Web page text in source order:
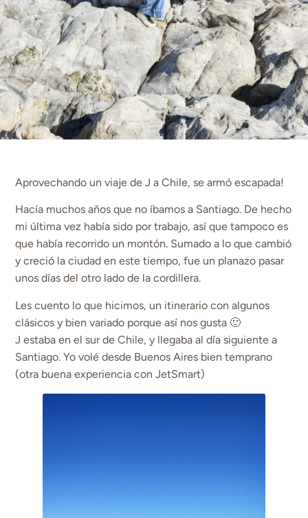
Aprovechando un viaje de J a Chile, se armó escapada!
Hacía muchos años que no íbamos a Santiago. De hecho
mi última vez había sido por trabajo, así que tampoco es
que había recorrido un montón. Sumado a lo que cambió
y creció la ciudad en este tiempo, fue un planazo pasar
unos días del otro lado de la cordillera.
Les cuento lo que hicimos, un itinerario con algunos
clásicos y bien variado porque así nos gusta 🙂
J estaba en el sur de Chile, y llegaba al día siguiente a
Santiago. Yo volé desde Buenos Aires bien temprano
(otra buena experiencia con JetSmart)